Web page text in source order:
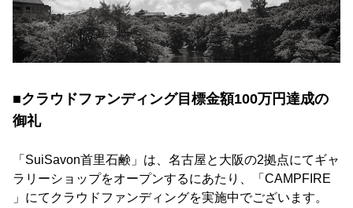
■クラウドファンディング目標金額100万円達成の
御礼
「SuiSavon首里石鹸」は、名古屋と大阪の2拠点にてギャ
ラリーショップをオープンするにあたり、「CAMPFIRE
」にてクラウドファンディングを実施中でございます。